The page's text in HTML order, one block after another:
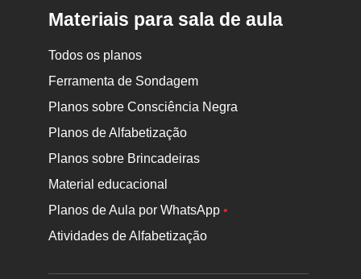
Materiais para sala de aula
Todos os planos
Ferramenta de Sondagem
Planos sobre Consciência Negra
Planos de Alfabetização
Planos sobre Brincadeiras
Material educacional
Planos de Aula por WhatsApp•
Atividades de Alfabetização